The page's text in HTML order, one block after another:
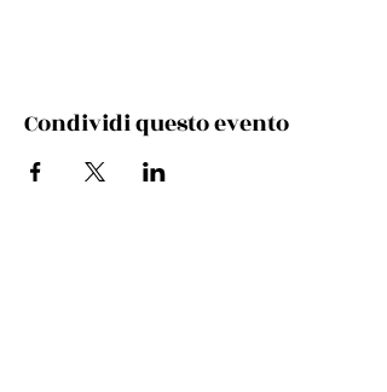
Condividi questo evento